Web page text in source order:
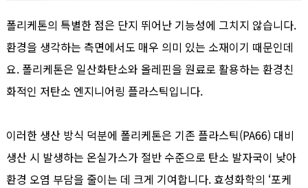
폴리케톤의 특별한 점은 단지 뛰어난 기능성에 그치지 않습니다.
환경을 생각하는 측면에서도 매우 의미 있는 소재이기 때문인데
요. 폴리케톤은 일산화탄소와 올레핀을 원료로 활용하는 환경친
화적인 저탄소 엔지니어링 플라스틱입니다.
이러한 생산 방식 덕분에 폴리케톤은 기존 플라스틱(PA66) 대비
생산 시 발생하는 온실가스가 절반 수준으로 탄소 발자국이 낮아
환경 오염 부담을 줄이는 데 크게 기여합니다. 효성화학의 ‘포케